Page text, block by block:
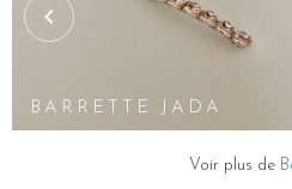
la couleur. Les fleurs en tons pastel
clair sont parfaites pour un look
accessoires sont fait-main. Bohème,
romantique ou glamour, nos
utilisés pour attacher, accessoiriser
proposons des accessoires de
ALTHÉA
BARRETTE JADA
Voir plus de